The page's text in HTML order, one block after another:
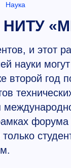
Наука
НИТУ
и этот
науки
второй год
форума